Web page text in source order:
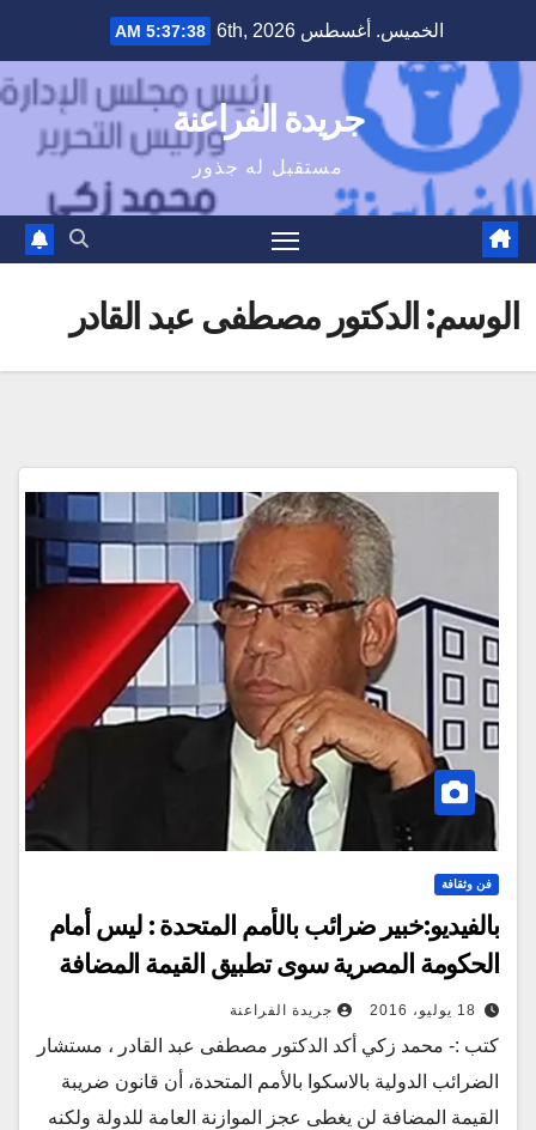
content
الخميس. أغسطس 6th, 2026 5:37:38 AM
جريدة الفراعنة
مستقبل له جذور
الوسم: الدكتور مصطفى عبد القادر
فن وثقافة
بالفيديو:خبير ضرائب بالأمم المتحدة : ليس أمام
الحكومة المصرية سوى تطبيق القيمة المضافة
18 يوليو، 2016 جريدة الفراعنة
كتب :- محمد زكي أكد الدكتور مصطفى عبد القادر ، مستشار
الضرائب الدولية بالاسكوا بالأمم المتحدة، أن قانون ضريبة
القيمة المضافة لن يغطى عجز الموازنة العامة للدولة ولكنه